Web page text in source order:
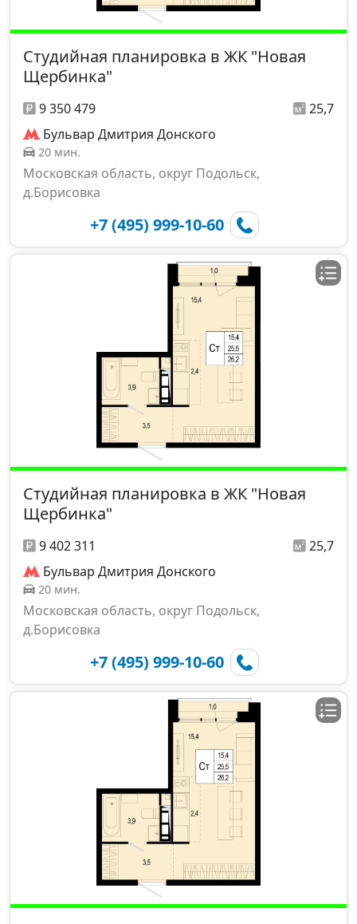
Студийная планировка в ЖК "Новая
Щербинка"
9 350 479
25,7
Бульвар Дмитрия Донского
20 мин.
Московская область, округ Подольск,
д.Борисовка
+7 (495) 999-10-60
Студийная планировка в ЖК "Новая
Щербинка"
9 402 311
25,7
Бульвар Дмитрия Донского
20 мин.
Московская область, округ Подольск,
д.Борисовка
+7 (495) 999-10-60